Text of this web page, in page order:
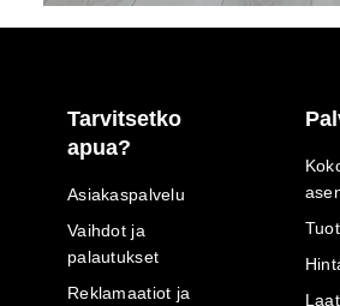
Tarvitsetko
apua?
Asiakaspalvelu
Vaihdot ja
palautukset
Reklamaatiot ja